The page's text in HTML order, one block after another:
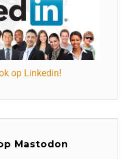
op Linkedin!
Mastodon